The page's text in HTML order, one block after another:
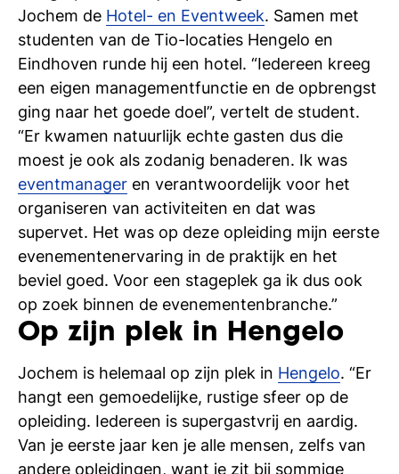
Jochem de Hotel- en Eventweek. Samen met
studenten van de Tio-locaties Hengelo en
Eindhoven runde hij een hotel. “Iedereen kreeg
een eigen managementfunctie en de opbrengst
ging naar het goede doel”, vertelt de student.
“Er kwamen natuurlijk echte gasten dus die
moest je ook als zodanig benaderen. Ik was
eventmanager en verantwoordelijk voor het
organiseren van activiteiten en dat was
supervet. Het was op deze opleiding mijn eerste
evenementenervaring in de praktijk en het
beviel goed. Voor een stageplek ga ik dus ook
op zoek binnen de evenementenbranche.”
Op zijn plek in Hengelo
Jochem is helemaal op zijn plek in Hengelo. “Er
hangt een gemoedelijke, rustige sfeer op de
opleiding. Iedereen is supergastvrij en aardig.
Van je eerste jaar ken je alle mensen, zelfs van
andere opleidingen, want je zit bij sommige